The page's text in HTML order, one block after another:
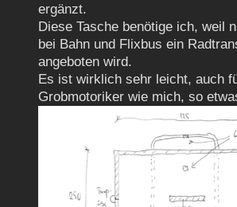
ergänzt.
Diese Tasche benötige ich, weil
bei Bahn und Flixbus ein
angeboten wird.
Es ist wirklich sehr leicht, auch
Grobmotoriker wie mich, so